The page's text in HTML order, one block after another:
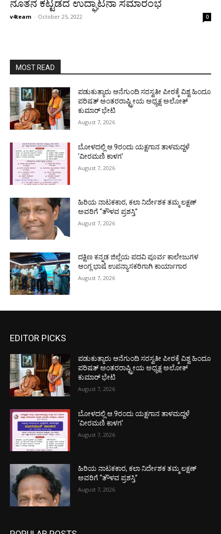
ನೂತನ ಕಟ್ಟಡದ ಉದ್ಘಾಟನಾ ಸಮಾರಂಭ
v4team - October 25, 2022 0
MOST READ
ಪಡುಕುತ್ಯಾರು ಆನೆಗುಂದಿ ಸರಸ್ವತೀ ಪೀಠಕ್ಕೆ ವಿಶ್ವ ಹಿಂದೂ
ಪರಿಷತ್ ಅಂತರರಾಷ್ಟ್ರೀಯ ಅಧ್ಯಕ್ಷ ಅಲೋಕ್
ಕುಮಾರ್ ಭೇಟಿ
August 7, 2026
ಬೋಳದಲ್ಲಿ ಆ.9ರಂದು ಯಕ್ಷಗಾನ ತಾಳಮದ್ದಳೆ
‘ವೀರಮಣಿ ಕಾಳಗ’
August 7, 2026
ಹಿರಿಯ ನಾಟಕಕಾರ, ಕಲಾ ನಿರ್ದೇಶಕ ತಮ್ಮ ಲಕ್ಷಣ್
ಅವರಿಗೆ “ತೌಳವ ಪ್ರಶಸ್ತಿ”
August 7, 2026
ದಕ್ಷಿಣ ಕನ್ನಡ ಜಿಲ್ಲೆಯ ಪದವಿ ಪೂರ್ವ ಕಾಲೇಜುಗಳ
ಆಂಗ್ಲ ಭಾಷೆ ಉಪನ್ಯಾಸಕರಿಗಾಗಿ ಕಾರ್ಯಾಗಾರ
August 7, 2026
EDITOR PICKS
ಪಡುಕುತ್ಯಾರು ಆನೆಗುಂದಿ ಸರಸ್ವತೀ ಪೀಠಕ್ಕೆ ವಿಶ್ವ ಹಿಂದೂ
ಪರಿಷತ್ ಅಂತರರಾಷ್ಟ್ರೀಯ ಅಧ್ಯಕ್ಷ ಅಲೋಕ್
ಕುಮಾರ್ ಭೇಟಿ
August 7, 2026
ಬೋಳದಲ್ಲಿ ಆ.9ರಂದು ಯಕ್ಷಗಾನ ತಾಳಮದ್ದಳೆ
‘ವೀರಮಣಿ ಕಾಳಗ’
August 7, 2026
ಹಿರಿಯ ನಾಟಕಕಾರ, ಕಲಾ ನಿರ್ದೇಶಕ ತಮ್ಮ ಲಕ್ಷಣ್
ಅವರಿಗೆ “ತೌಳವ ಪ್ರಶಸ್ತಿ”
August 7, 2026